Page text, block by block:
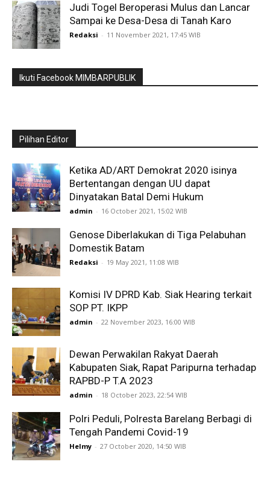
Judi Togel Beroperasi Mulus dan Lancar
Sampai ke Desa-Desa di Tanah Karo
Redaksi - 11 November 2021, 17:45 WIB
Ikuti Facebook MIMBARPUBLIK
Pilihan Editor
Ketika AD/ART Demokrat 2020 isinya
Bertentangan dengan UU dapat
Dinyatakan Batal Demi Hukum
admin - 16 October 2021, 15:02 WIB
Genose Diberlakukan di Tiga Pelabuhan
Domestik Batam
Redaksi - 19 May 2021, 11:08 WIB
Komisi IV DPRD Kab. Siak Hearing terkait
SOP PT. IKPP
admin - 22 November 2023, 16:00 WIB
Dewan Perwakilan Rakyat Daerah
Kabupaten Siak, Rapat Paripurna terhadap
RAPBD-P T.A 2023
admin - 18 October 2023, 22:54 WIB
Polri Peduli, Polresta Barelang Berbagi di
Tengah Pandemi Covid-19
Helmy - 27 October 2020, 14:50 WIB